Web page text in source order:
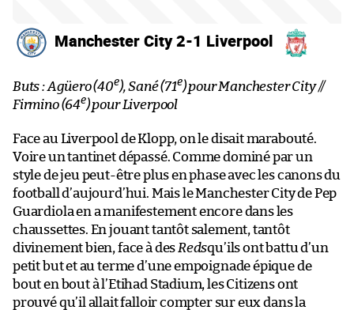
Manchester City 2-1 Liverpool
Buts : Agüero (40e), Sané (71e) pour Manchester City //
Firmino (64e) pour Liverpool
Face au Liverpool de Klopp, on le disait marabouté.
Voire un tantinet dépassé. Comme dominé par un
style de jeu peut-être plus en phase avec les canons du
football d’aujourd’hui. Mais le Manchester City de Pep
Guardiola en a manifestement encore dans les
chaussettes. En jouant tantôt salement, tantôt
divinement bien, face à des Redsqu’ils ont battu d’un
petit but et au terme d’une empoignade épique de
bout en bout à l’Etihad Stadium, les Citizens ont
prouvé qu’il allait falloir compter sur eux dans la